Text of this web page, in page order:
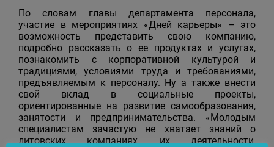
По словам главы департамента персонала,
участие в мероприятиях «Дней карьеры» – это
возможность представить свою компанию,
подробно рассказать о ее продуктах и услугах,
познакомить с корпоративной культурой и
традициями, условиями труда и требованиями,
предъявляемым к персоналу. Ну а также внести
свой вклад в социальные проекты,
ориентированные на развитие самообразования,
занятости и предпринимательства. «Молодым
специалистам зачастую не хватает знаний о
литовских компаниях, их деятельности,